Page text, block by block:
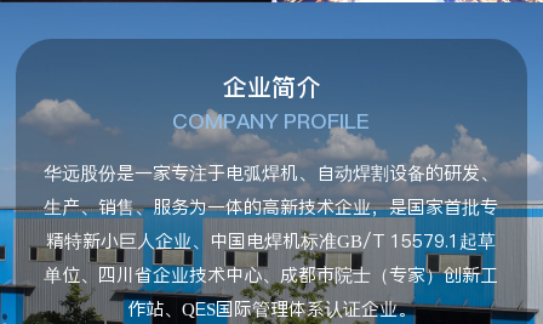
企业简介
COMPANY PROFILE
华远股份是一家专注于电弧焊机、自动焊割设备的研发、
生产、销售、服务为一体的高新技术企业，是国家首批专
精特新小巨人企业、中国电焊机标准GB/T 15579.1起草
单位、四川省企业技术中心、成都市院士（专家）创新工
作站、QES国际管理体系认证企业。